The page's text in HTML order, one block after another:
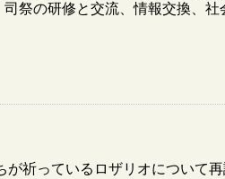
祭の研修と交流、情報交換、
が祈っているロザリオについて